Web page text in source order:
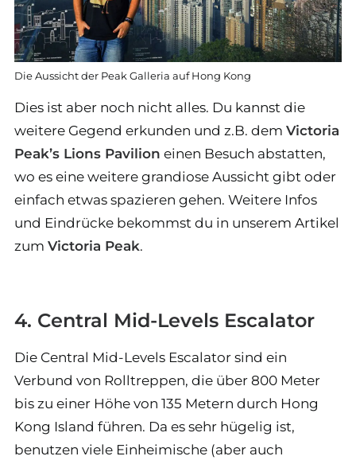
Die Aussicht der Peak Galleria auf Hong Kong
Dies ist aber noch nicht alles. Du kannst die
weitere Gegend erkunden und z.B. dem Victoria
Peak’s Lions Pavilion einen Besuch abstatten,
wo es eine weitere grandiose Aussicht gibt oder
einfach etwas spazieren gehen. Weitere Infos
und Eindrücke bekommst du in unserem Artikel
zum Victoria Peak.
4. Central Mid-Levels Escalator
Die Central Mid-Levels Escalator sind ein
Verbund von Rolltreppen, die über 800 Meter
bis zu einer Höhe von 135 Metern durch Hong
Kong Island führen. Da es sehr hügelig ist,
benutzen viele Einheimische (aber auch